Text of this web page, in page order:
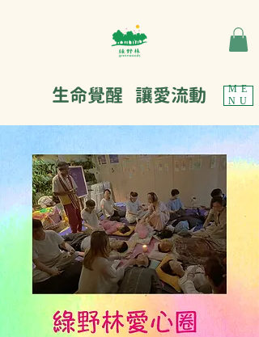
ME
NU
生命覺醒 讓愛流動